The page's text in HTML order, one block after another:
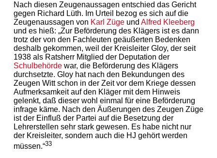
Nach diesen Zeugenaussagen entschied das Gericht
gegen Richard Lüth. Im Urteil bezog es sich auf die
Zeugenaussagen von Karl Züge und Alfred Kleeberg
und es hieß: „Zur Beförderung des Klägers ist es dann
trotz der von den Fachleuten geäußerten Bedenken
deshalb gekommen, weil der Kreisleiter Gloy, der seit
1938 als Ratsherr Mitglied der Deputation der
Schulbehörde war, die Beförderung des Klägers
durchsetzte. Gloy hat nach den Bekundungen des
Zeugen Witt schon in der Zeit vor dem Kriege dessen
Aufmerksamkeit auf den Kläger mit dem Hinweis
gelenkt, daß dieser wohl einmal für eine Beförderung
infrage käme. Nach den Äußerungen des Zeugen Züge
ist der Einfluß der Partei auf die Besetzung der
Lehrerstellen sehr stark gewesen. Es habe nicht nur
der Kreisleiter, sondern auch die HJ gehört werden
müssen.“33